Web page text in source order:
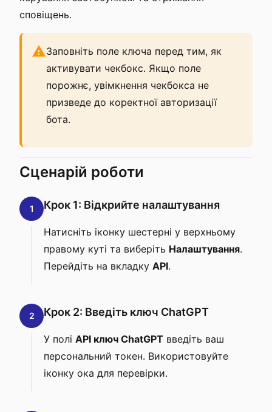
сповіщень.
Заповніть поле ключа перед тим, як
активувати чекбокс. Якщо поле
порожнє, увімкнення чекбокса не
призведе до коректної авторизації
бота.
Сценарій роботи
1 Крок 1: Відкрийте налаштування
Натисніть іконку шестерні у верхньому
правому куті та виберіть Налаштування.
Перейдіть на вкладку API.
2 Крок 2: Введіть ключ ChatGPT
У полі API ключ ChatGPT введіть ваш
персональний токен. Використовуйте
іконку ока для перевірки.